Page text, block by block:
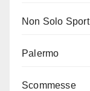
Non Solo Sport
Palermo
Scommesse